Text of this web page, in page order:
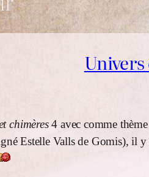
Univers
chimères4 avec comme
Estelle Valls de Gomis), il